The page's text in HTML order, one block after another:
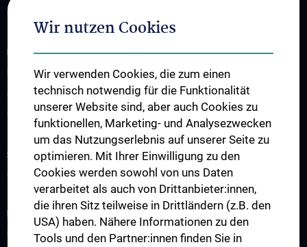
FOR PATIENTS AND SAMPLE SUBMITTERS
Diagnostics
Contact
STUDIES, TRAINING AND FURTHER EDUCATION
Courses of Study
RESEARCH
Overview
Wir nutzen Cookies
Wir verwenden Cookies, die zum einen
technisch notwendig für die Funktionalität
unserer Website sind, aber auch Cookies zu
funktionellen, Marketing- und Analysezwecken
um das Nutzungserlebnis auf unserer Seite zu
optimieren. Mit Ihrer Einwilligung zu den
Cookies werden sowohl von uns Daten
verarbeitet als auch von Drittanbieter:innen,
die ihren Sitz teilweise in Drittländern (z.B. den
USA) haben. Nähere Informationen zu den
Tools und den Partner:innen finden Sie in